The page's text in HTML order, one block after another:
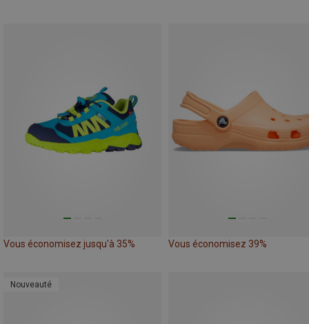
Vous économisez jusqu'à 35% Vous économisez 39%
Nouveauté